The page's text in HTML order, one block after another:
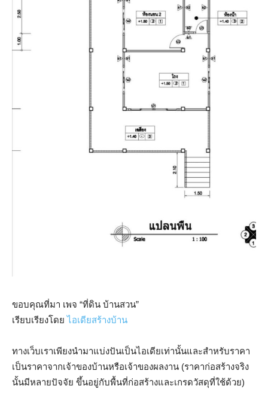
ขอบคุณที่มา เพจ “ที่ดิน บ้านสวน”
เรียบเรียงโดยไอเดียสร้างบ้าน
ทางเว็บเราเพียงนำมาแบ่งปันเป็นไอเดียเท่านั้นและสำหรับราคา
เป็นราคาจากเจ้าของบ้านหรือเจ้าของผลงาน (ราคาก่อสร้างจริง
นั้นมีหลายปัจจัย ขึ้นอยู่กับพื้นที่ก่อสร้างและเกรดวัสดุที่ใช้ด้วย)